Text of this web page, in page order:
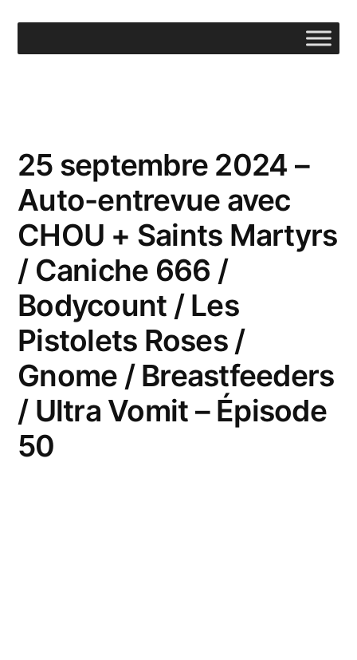
25 septembre 2024 –
Auto-entrevue avec
CHOU + Saints Martyrs
/ Caniche 666 /
Bodycount / Les
Pistolets Roses /
Gnome / Breastfeeders
/ Ultra Vomit – Épisode
50